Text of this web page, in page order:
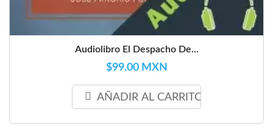
Audiolibro El Despacho De...
$99.00 MXN
AÑADIR AL CARRITO